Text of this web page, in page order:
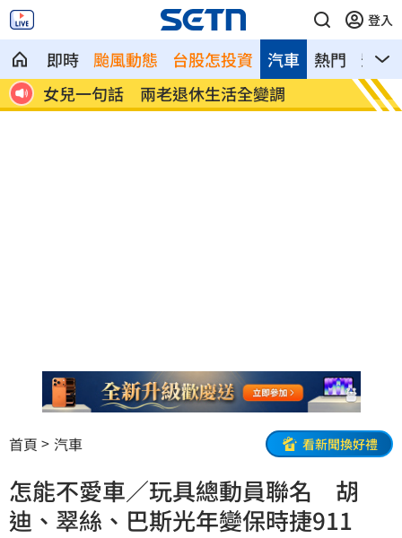
登入
即時 颱風動態 台股怎投資 熱門 影音
汽車
女兒一句話 兩老退休生活全變調
記憶
襲
首頁 汽車 看新聞換好禮
怎能不愛車／玩具總動員聯名 胡
迪、翠絲、巴斯光年變保時捷911